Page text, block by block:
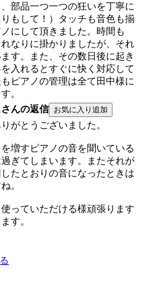
部品一つ一つの狂いを丁寧に
もして！）タッチも音色も揃
にして頂きました。時間も
なりに掛かりましたが、それ
す。また、その数日後に起き
入れるとすぐに快く対応して
ピアノの管理は全て田中様に
。
んの返信
がとうございました。
増すピアノの音を聞いている
ぎてしまいます。またそれが
たとおりの音になったときは
。
っていただける様頑張ります
す。